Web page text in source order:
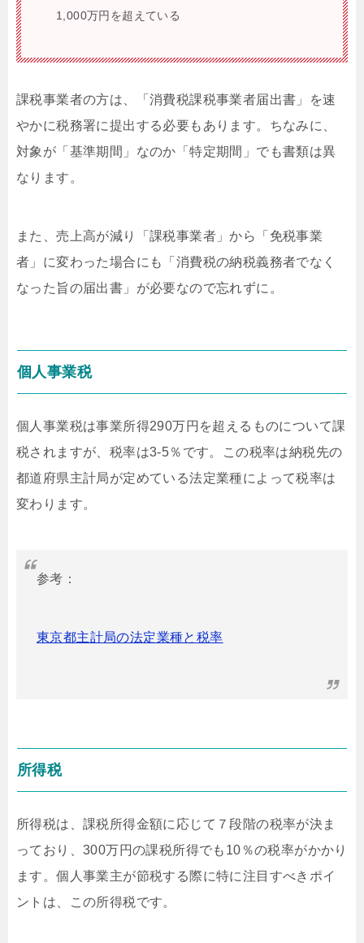
1,000万円を超えている
課税事業者の方は、「消費税課税事業者届出書」を速
やかに税務署に提出する必要もあります。ちなみに、
対象が「基準期間」なのか「特定期間」でも書類は異
なります。
また、売上高が減り「課税事業者」から「免税事業
者」に変わった場合にも「消費税の納税義務者でなく
なった旨の届出書」が必要なので忘れずに。
個人事業税
個人事業税は事業所得290万円を超えるものについて課
税されますが、税率は3-5％です。この税率は納税先の
都道府県主計局が定めている法定業種によって税率は
変わります。
参考：
東京都主計局の法定業種と税率
所得税
所得税は、課税所得金額に応じて７段階の税率が決ま
っており、300万円の課税所得でも10％の税率がかかり
ます。個人事業主が節税する際に特に注目すべきポイ
ントは、この所得税です。